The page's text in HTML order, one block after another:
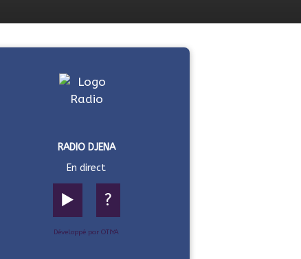
RADIO DJENA
En direct
▶️ ?
Développé par OTIYA